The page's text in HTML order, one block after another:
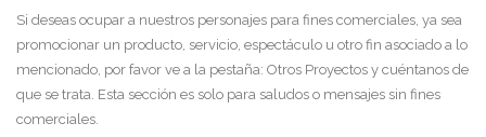
Si deseas ocupar a nuestros personajes para fines comerciales, ya sea
promocionar un producto, servicio, espectáculo u otro fin asociado a lo
mencionado, por favor ve a la pestaña: Otros Proyectos y cuéntanos de
que se trata. Esta sección es solo para saludos o mensajes sin fines
comerciales.